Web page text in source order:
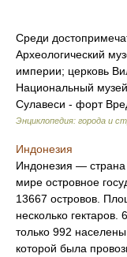
Среди
Археологический
империи; церковь
Национальный
Сулавеси - форт
Энциклопедия: города и
Индонезия
Индонезия —
мире островное
13667 островов.
несколько
только 992
которой была